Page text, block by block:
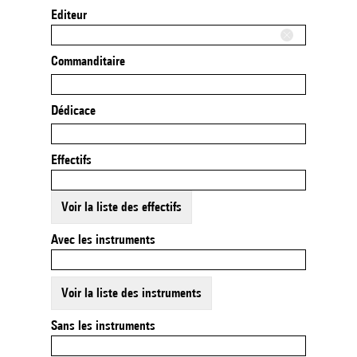
Editeur
Commanditaire
Dédicace
Effectifs
Voir la liste des effectifs
Avec les instruments
Voir la liste des instruments
Sans les instruments